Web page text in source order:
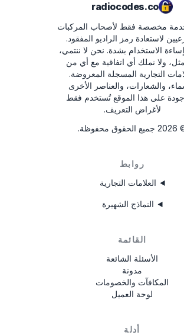
radiocodes.co
مخصصة فقط لأصحاب المركبات
لاستعادة رمز الراديو المفقود.
الاستخدام بشدة. نحن لا ننتمي،
ولا نملك أي اتفاقية مع أي من
التجارية المسجلة المعروضة.
والشعارات، والعناصر الأخرى
على هذا الموقع تُستخدم فقط
لأغراض التعريف.
2026 جميع الحقوق محفوظة.
روابط
العلامات التجارية
النماذج الشهيرة
القائمة
الأسئلة الشائعة
مدونة
المكافآت والخصومات
لوحة العميل
أدلة